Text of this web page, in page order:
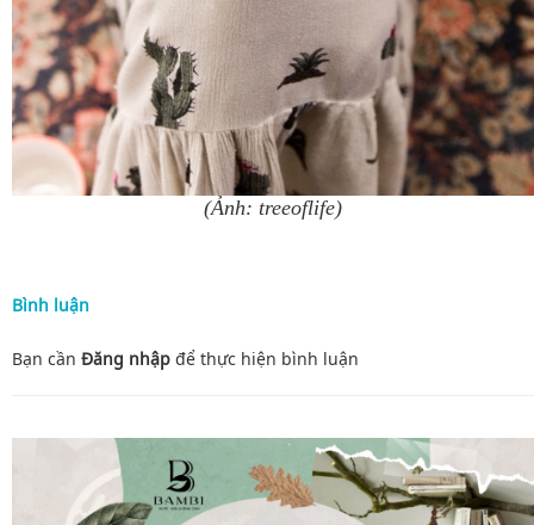
(Ảnh: treeoflife)
Bình luận
Bạn cần Đăng nhập để thực hiện bình luận